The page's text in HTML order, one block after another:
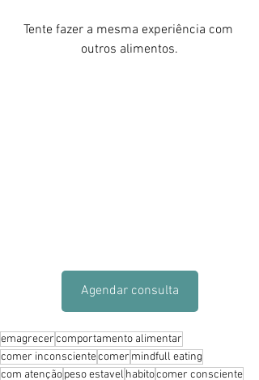
Tente fazer a mesma experiência com
outros alimentos.
Agendar consulta
emagrecercomportamento alimentar
comer inconscientecomer mindfull eating
com atençãopeso estavel habitocomer consciente